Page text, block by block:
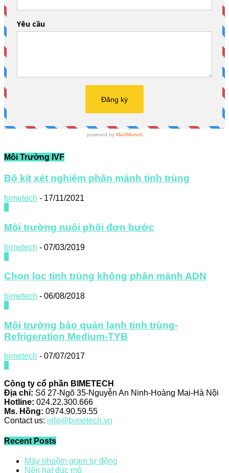
Môi Trường IVF
Bộ kít xét nghiệm phân mảnh tinh trùng
bimetech - 17/11/2021
Môi trường nuôi phôi đơn bước
bimetech - 07/03/2019
Chọn lọc tinh trùng không phân mảnh ADN
bimetech - 06/08/2018
Môi trường bảo quản lạnh tinh trùng-
Refrigeration Medium-TYB
bimetech - 07/07/2017
Công ty cổ phần BIMETECH
Địa chỉ: Số 27-Ngõ 35-Nguyễn An Ninh-Hoàng Mai-Hà Nội
Hotline: 024.22.300.666
Ms. Hồng: 0974.90.59.55
Contact us: info@bimetech.vn
Recent Posts
Máy nhuộm gram tự động
Nến hạt đúc mô